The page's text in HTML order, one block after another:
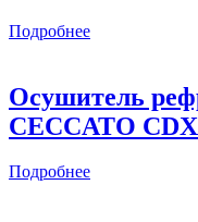
Подробнее
Осушитель
CECCATO
Подробнее